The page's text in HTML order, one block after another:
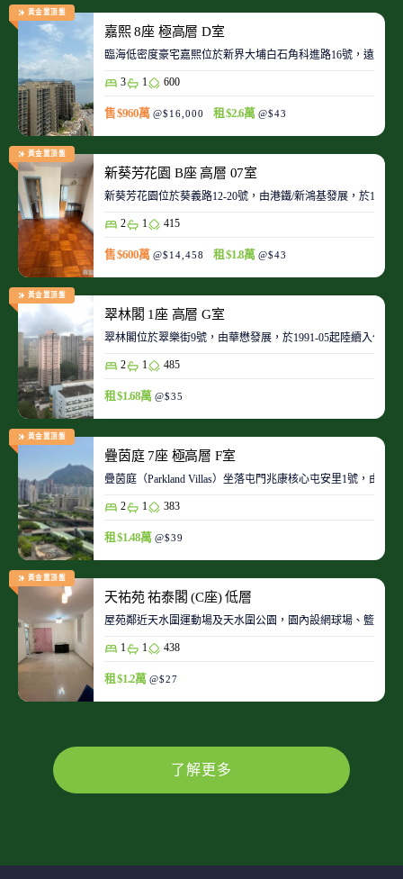
黃金置頂盤
嘉熙 8座 極高層 D室
臨海低密度豪宅嘉熙位於新界大埔白石角科進路16號，遠離
3 1 600
售 $960萬 @$16,000 租 $2.6萬 @$43
黃金置頂盤
新葵芳花園 B座 高層 07室
新葵芳花園位於葵義路12-20號，由港鐵/新鴻基發展，於
2 1 415
售 $600萬 @$14,458 租 $1.8萬 @$43
黃金置頂盤
翠林閣 1座 高層 G室
翠林閣位於翠樂街9號，由華懋發展，於1991-05起陸續入伙
2 1 485
租 $1.68萬 @$35
黃金置頂盤
疊茵庭 7座 極高層 F室
疊茵庭（Parkland Villas）坐落屯門兆康核心屯安里1號，由
2 1 383
租 $1.48萬 @$39
黃金置頂盤
天祐苑 祐泰閣 (C座) 低層
屋苑鄰近天水圍運動場及天水圍公園，園內設網球場、籃球
1 1 438
租 $1.2萬 @$27
了解更多